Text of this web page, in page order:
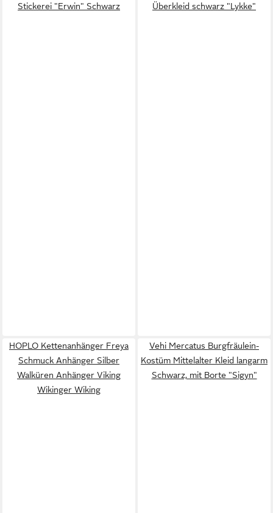
Stickerei "Erwin" Schwarz
Überkleid schwarz "Lykke"
HOPLO Kettenanhänger Freya
Schmuck Anhänger Silber
Walküren Anhänger Viking
Wikinger Wiking
Vehi Mercatus Burgfräulein-
Kostüm Mittelalter Kleid langarm
Schwarz, mit Borte "Sigyn"